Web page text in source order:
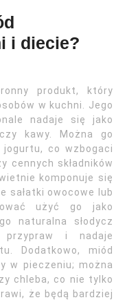
i diecie?
produkt, który
w kuchni. Jego
nadaje się jako
kawy. Można go
co wzbogaci
cennych składników
komponuje się
sałatki owocowe lub
użyć go jako
naturalna słodycz
przypraw i nadaje
Dodatkowo, miód
w pieczeniu; można
chleba, co nie tylko
że będą bardziej